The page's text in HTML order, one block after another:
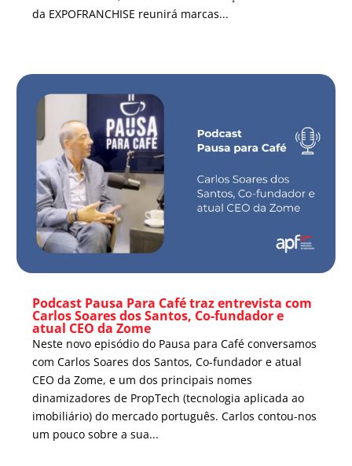
da EXPOFRANCHISE reunirá marcas...
Podcast Pausa Para Café traz entrevista com
Carlos Soares dos Santos, Co-fundador e
atual CEO da Zome
Neste novo episódio do Pausa para Café conversamos
com Carlos Soares dos Santos, Co-fundador e atual
CEO da Zome, e um dos principais nomes
dinamizadores de PropTech (tecnologia aplicada ao
imobiliário) do mercado português. Carlos contou-nos
um pouco sobre a sua...